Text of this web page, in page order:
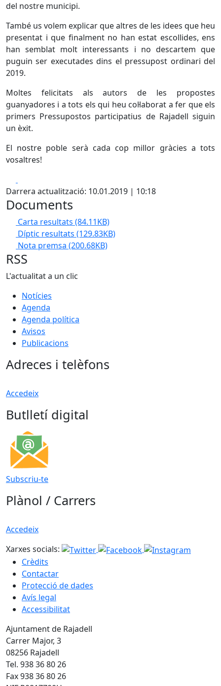
del nostre municipi.
També us volem explicar que altres de les idees que heu
presentat i que finalment no han estat escollides, ens
han semblat molt interessants i no descartem que
puguin ser executades dins el pressupost ordinari del
2019.
Moltes felicitats als autors de les propostes
guanyadores i a tots els qui heu col·laborat a fer que els
primers Pressupostos participatius de Rajadell siguin
un èxit.
El nostre poble serà cada cop millor gràcies a tots
vosaltres!
Darrera actualització: 10.01.2019 | 10:18
Documents
Carta resultats (84.11KB)
Díptic resultats (129.83KB)
Nota premsa (200.68KB)
RSS
L'actualitat a un clic
Notícies
Agenda
Agenda política
Avisos
Publicacions
Adreces i telèfons
Accedeix
Butlletí digital
Subscriu-te
Plànol / Carrers
Accedeix
Xarxes socials:
Crèdits
Contactar
Protecció de dades
Avís legal
Accessibilitat
Ajuntament de Rajadell
Carrer Major, 3
08256 Rajadell
Tel. 938 36 80 26
Fax 938 36 80 26